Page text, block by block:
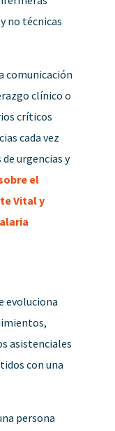
no técnicas
comunicación
clínico o
críticos
cada vez
urgencias y
el
Vital y
evoluciona
asistenciales
con una
persona